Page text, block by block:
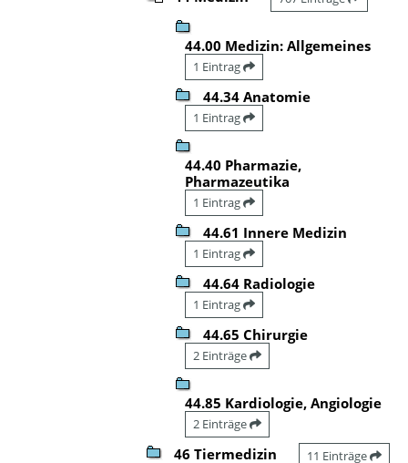
44.00 Medizin: Allgemeines
1 Eintrag
44.34 Anatomie
1 Eintrag
44.40 Pharmazie,
Pharmazeutika
1 Eintrag
44.61 Innere Medizin
1 Eintrag
44.64 Radiologie
1 Eintrag
44.65 Chirurgie
2 Einträge
44.85 Kardiologie, Angiologie
2 Einträge
46 Tiermedizin 11 Einträge